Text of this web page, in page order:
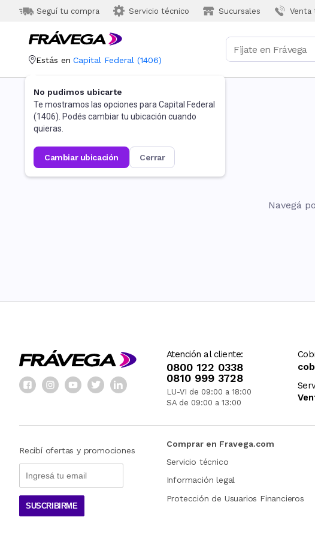
Seguí tu compra Servicio técnico Sucursales Venta
Estás en Capital Federal (1406)
No pudimos ubicarte
Te mostramos las opciones para Capital Federal
(1406). Podés cambiar tu ubicación cuando
quieras.
cambiar ubicación cerrar
Navegá
Atención al cliente:
0800 122 0338
0810 999 3728
LU-VI de 09:00 a 18:00
SA de 09:00 a 13:00
Recibí ofertas y promociones
SUSCRIBIRME
Comprar en Fravega.com
Servicio técnico
Información legal
Protección de Usuarios Financieros